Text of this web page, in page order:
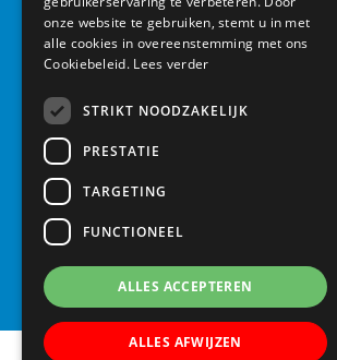
Basisschool Vroonestein
Lohengrinhof 15-17
030 – 6037291
onze website te gebruiken, stemt u in met
alle cookies in overeenstemming met ons
Cookiebeleid. Lees verder
STRIKT NOODZAKELIJK
PRESTATIE
TARGETING
FUNCTIONEEL
ALLES ACCEPTEREN
ALLES AFWIJZEN